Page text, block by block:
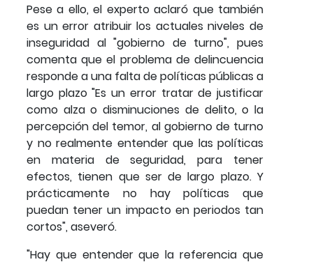
Pese a ello, el experto aclaró que también
es un error atribuir los actuales niveles de
inseguridad al "gobierno de turno", pues
comenta que el problema de delincuencia
responde a una falta de políticas públicas a
largo plazo "Es un error tratar de justificar
como alza o disminuciones de delito, o la
percepción del temor, al gobierno de turno
y no realmente entender que las políticas
en materia de seguridad, para tener
efectos, tienen que ser de largo plazo. Y
prácticamente no hay políticas que
puedan tener un impacto en periodos tan
cortos", aseveró.
"Hay que entender que la referencia que